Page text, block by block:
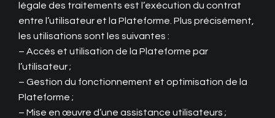
légale des traitements est l’exécution du contrat
entre l’utilisateur et la Plateforme. Plus précisément,
les utilisations sont les suivantes :
– Accès et utilisation de la Plateforme par
l’utilisateur ;
– Gestion du fonctionnement et optimisation de la
Plateforme ;
– Mise en œuvre d’une assistance utilisateurs ;